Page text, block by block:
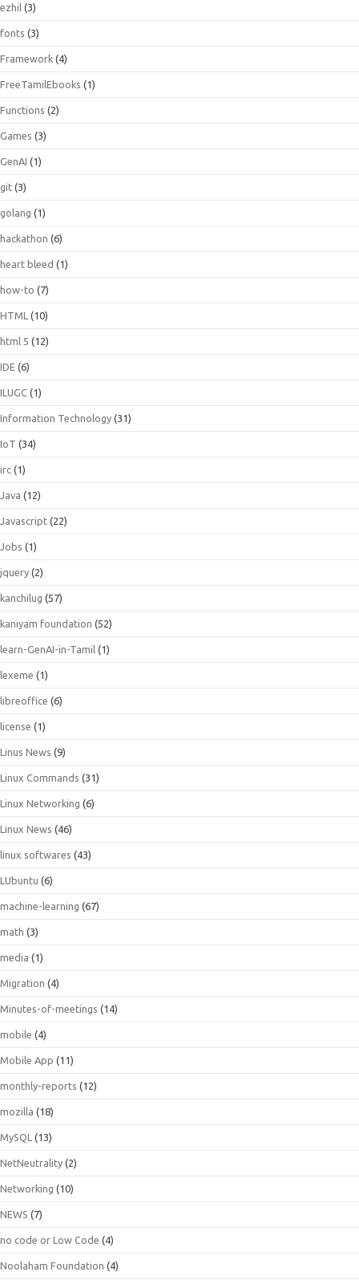
ezhil (3)
fonts (3)
Framework (4)
FreeTamilEbooks (1)
Functions (2)
Games (3)
GenAI (1)
git (3)
golang (1)
hackathon (6)
heart bleed (1)
how-to (7)
HTML (10)
html 5 (12)
IDE (6)
ILUGC (1)
Information Technology (31)
IoT (34)
irc (1)
Java (12)
Javascript (22)
Jobs (1)
jquery (2)
kanchilug (57)
kaniyam foundation (52)
learn-GenAI-in-Tamil (1)
lexeme (1)
libreoffice (6)
license (1)
Linus News (9)
Linux Commands (31)
Linux Networking (6)
Linux News (46)
linux softwares (43)
LUbuntu (6)
machine-learning (67)
math (3)
media (1)
Migration (4)
Minutes-of-meetings (14)
mobile (4)
Mobile App (11)
monthly-reports (12)
mozilla (18)
MySQL (13)
NetNeutrality (2)
Networking (10)
NEWS (7)
no code or Low Code (4)
Noolaham Foundation (4)